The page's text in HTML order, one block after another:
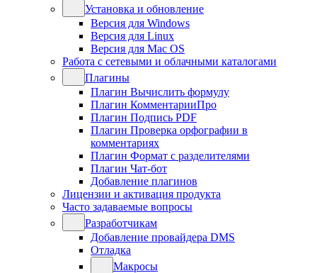
Установка и обновление
Версия для Windows
Версия для Linux
Версия для Mac OS
Работа с сетевыми и облачными каталогами
Плагины
Плагин Вычислить формулу
Плагин КомментарииПро
Плагин Подпись PDF
Плагин Проверка орфографии в
комментариях
Плагин Формат с разделителями
Плагин Чат-бот
Добавление плагинов
Лицензии и активация продукта
Часто задаваемые вопросы
Разработчикам
Добавление провайдера DMS
Отладка
Макросы